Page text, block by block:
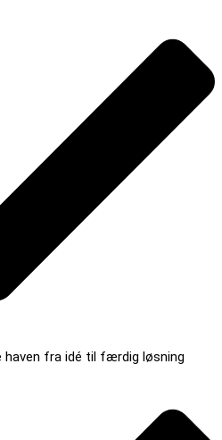
haven fra idé til færdig løsning